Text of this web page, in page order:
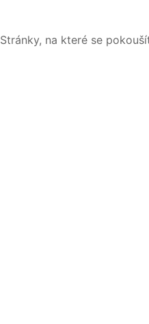
Stránky, na které se